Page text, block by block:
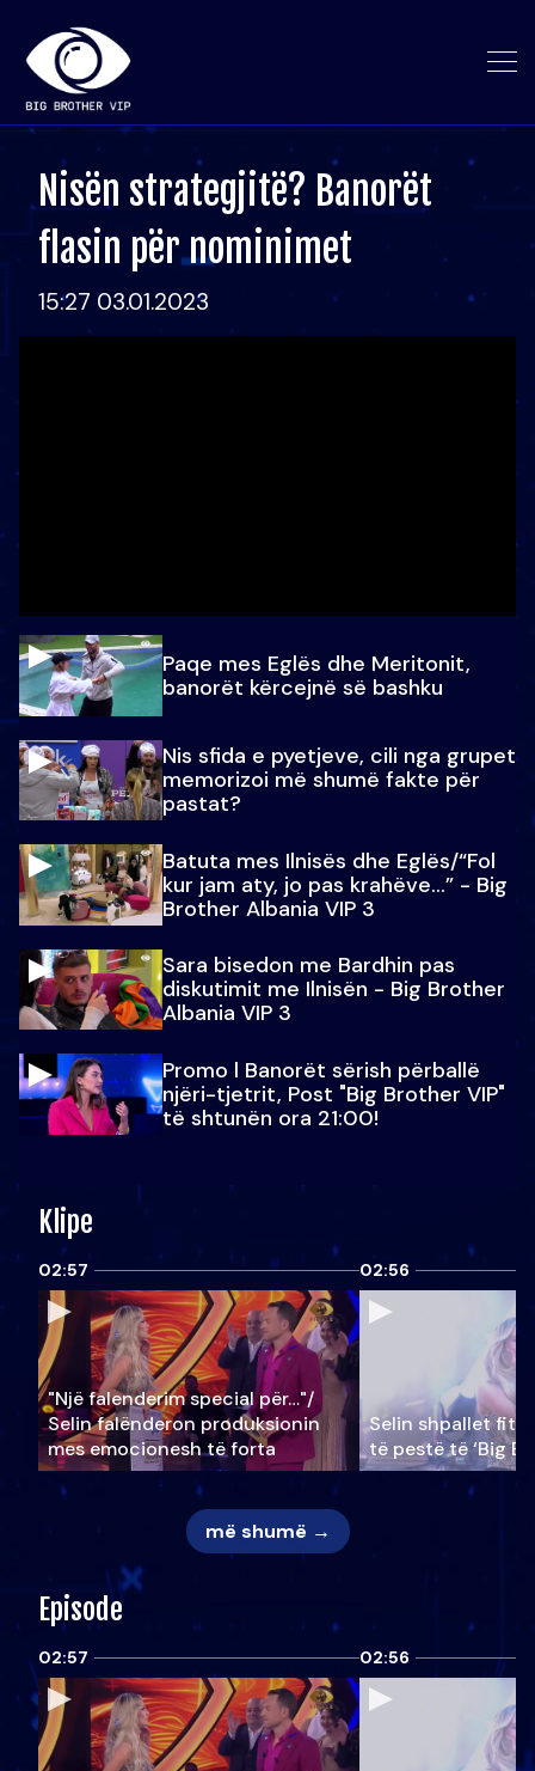
Nisën strategjitë? Banorët
flasin për nominimet
15:27 03.01.2023
Paqe mes Eglës dhe Meritonit,
banorët kërcejnë së bashku
Nis sfida e pyetjeve, cili nga grupet
memorizoi më shumë fakte për
pastat?
Batuta mes Ilnisës dhe Eglës/“Fol
kur jam aty, jo pas krahëve…” - Big
Brother Albania VIP 3
Sara bisedon me Bardhin pas
diskutimit me Ilnisën - Big Brother
Albania VIP 3
Promo l Banorët sërish përballë
njëri-tjetrit, Post "Big Brother VIP"
të shtunën ora 21:00!
Klipe
02:57
"Një falenderim special për…"/
Selin falënderon produksionin
mes emocionesh të forta
02:56
Selin shpallet
të pestë të ‘Big
më shumë →
Episode
02:57 02:56